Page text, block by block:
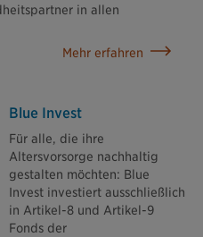
in allen
Mehr erfahren
Blue Invest
Für alle, die ihre
Altersvorsorge nachhaltig
gestalten möchten: Blue
Invest investiert ausschließlich
in Artikel-8 und Artikel-9
Fonds der